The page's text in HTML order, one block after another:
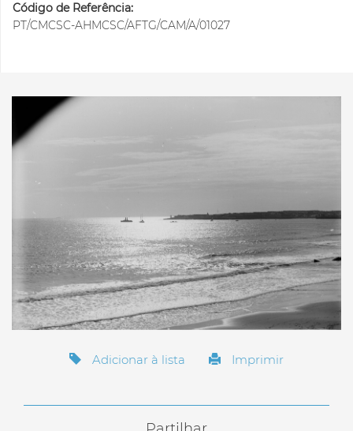
Código de Referência:
PT/CMCSC-AHMCSC/AFTG/CAM/A/01027
Adicionar à lista Imprimir